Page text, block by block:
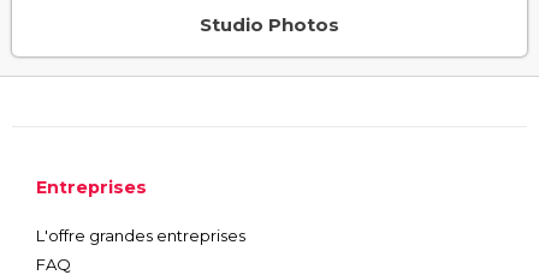
Studio Photos
Entreprises
L'offre grandes entreprises
FAQ